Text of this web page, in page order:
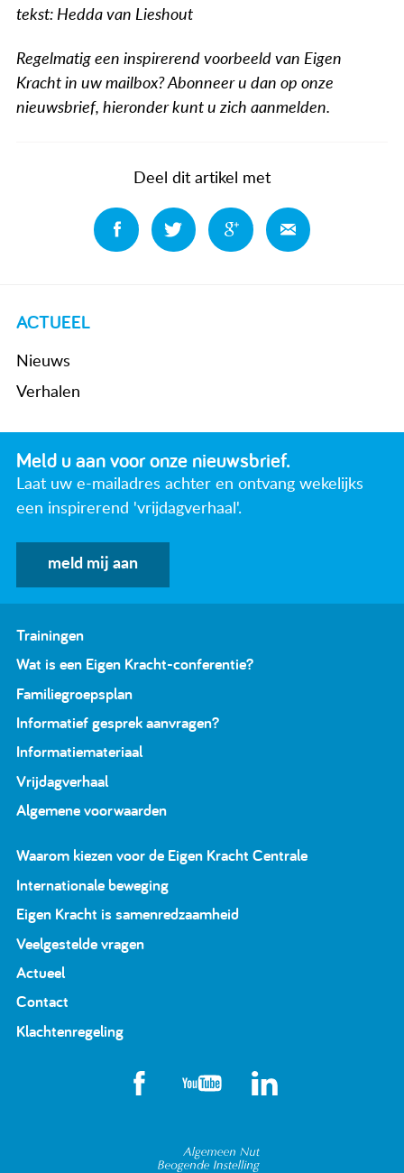
ACTUEEL
Nieuws
Verhalen
tekst: Hedda van Lieshout
Regelmatig een inspirerend voorbeeld van Eigen
Kracht in uw mailbox? Abonneer u dan op onze
nieuwsbrief, hieronder kunt u zich aanmelden.
Deel dit artikel met
Deel Deel Deel
Meld u aan voor onze nieuwsbrief.
Laat uw e-mailadres achter en ontvang wekelijks
een inspirerend 'vrijdagverhaal'.
meld mij aan
Trainingen
Wat is een Eigen Kracht-conferentie?
Familiegroepsplan
Informatief gesprek aanvragen?
Informatiemateriaal
Vrijdagverhaal
Algemene voorwaarden
Waarom kiezen voor de Eigen Kracht Centrale
Internationale beweging
Eigen Kracht is samenredzaamheid
Veelgestelde vragen
Actueel
Contact
Klachtenregeling